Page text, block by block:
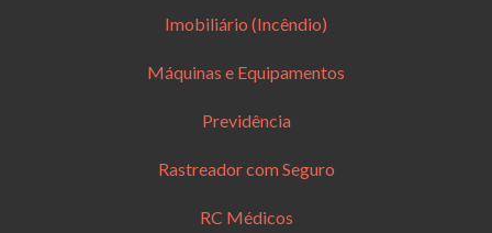
Imobiliário (Incêndio)
Máquinas e Equipamentos
Previdência
Rastreador com Seguro
RC Médicos